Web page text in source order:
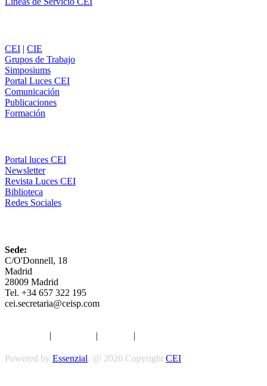
CEI | CIE
Grupos de Trabajo
Simposiums
Portal Luces CEI
Comunicación
Publicaciones
Formación
Portal luces CEI
Newsletter
Revista Luces CEI
Biblioteca
Redes Sociales
Sede:
C/O'Donnell, 18
Madrid
28009 Madrid
Tel. +34 657 322 195
cei.secretaria@ceisp.com
| | |
Powered by Essenzial. @ 2026 Copyright CEI